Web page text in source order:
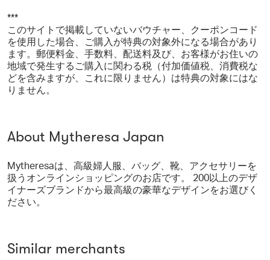
***
このサイトで掲載していないバウチャー、クーポンコード
を使用した場合、ご購入が特典の対象外になる場合があり
ます。郵便料金、手数料、配送料及び、お客様がお住いの
地域で発生するご購入に関わる税（付加価値税、消費税な
どを含みますが、これに限りません）は特典の対象にはな
りません。
About Mytheresa Japan
Mytheresaは、高級婦人服、バッグ、靴、アクセサリーを
扱うオンラインショッピングのお店です。 200以上のデザ
イナーズブランドから最高級の豪華なデザインをお選びく
ださい。
Similar merchants